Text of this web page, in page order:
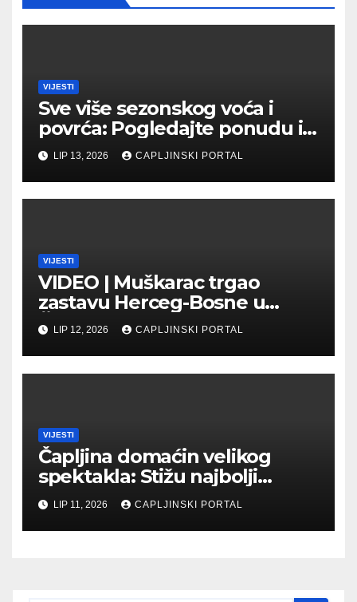
VIJESTI
Sve više sezonskog voća i
povrća: Pogledajte ponudu i
cijene na čapljinskoj
Veletržnici
LIP 13, 2026 CAPLJINSKI PORTAL
VIJESTI
VIDEO | Muškarac trgao
zastavu Herceg-Bosne u
Čapljini: Traži se hitno
uhićenje
LIP 12, 2026 CAPLJINSKI PORTAL
VIJESTI
Čapljina domaćin velikog
spektakla: Stižu najbolji
biciklisti Balkana
LIP 11, 2026 CAPLJINSKI PORTAL